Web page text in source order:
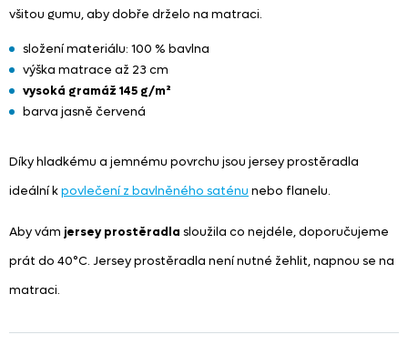
všitou gumu, aby dobře drželo na matraci.
složení materiálu: 100 % bavlna
výška matrace až 23 cm
vysoká gramáž 145 g/m²
barva jasně červená
Díky hladkému a jemnému povrchu jsou jersey prostěradla
ideální kpovlečení z bavlněného saténu nebo flanelu.
Aby vám jersey prostěradla sloužila co nejdéle, doporučujeme
prát do 40°C. Jersey prostěradla není nutné žehlit, napnou se na
matraci.